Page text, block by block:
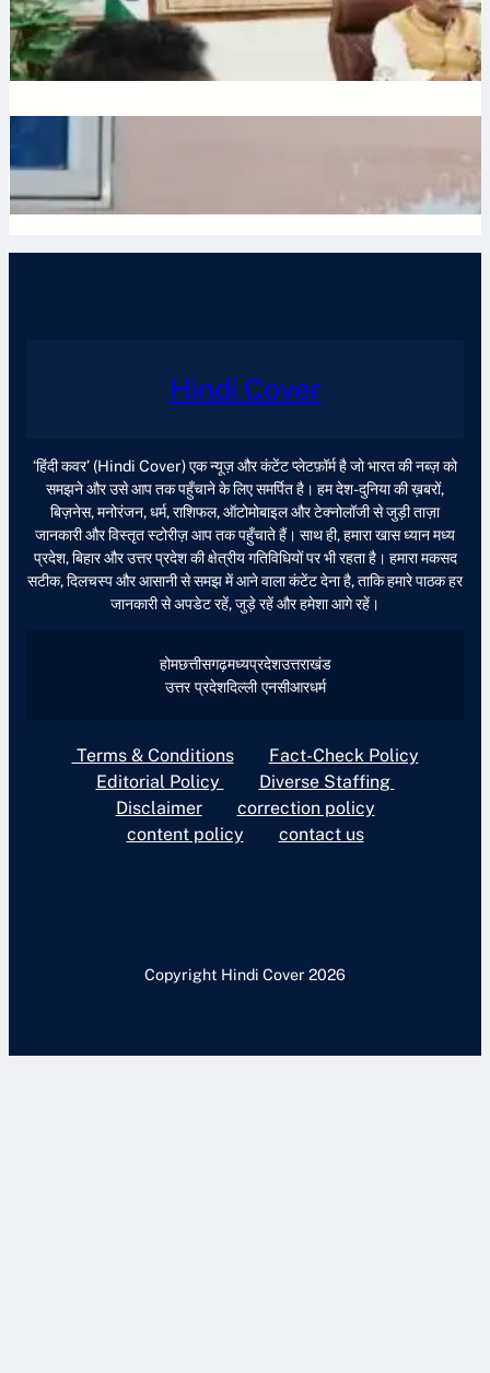
July 10, 2026 Ronit Sharma
July 9, 2026
Hindi Cover
‘हिंदी कवर’ (Hindi Cover) एक न्यूज़ और कंटेंट प्लेटफ़ॉर्म है जो भारत की नब्ज़ को
समझने और उसे आप तक पहुँचाने के लिए समर्पित है। हम देश-दुनिया की ख़बरों,
बिज़नेस, मनोरंजन, धर्म, राशिफल, ऑटोमोबाइल और टेक्नोलॉजी से जुड़ी ताज़ा
जानकारी और विस्तृत स्टोरीज़ आप तक पहुँचाते हैं। साथ ही, हमारा खास ध्यान मध्य
प्रदेश, बिहार और उत्तर प्रदेश की क्षेत्रीय गतिविधियों पर भी रहता है। हमारा मकसद
सटीक, दिलचस्प और आसानी से समझ में आने वाला कंटेंट देना है, ताकि हमारे पाठक हर
जानकारी से अपडेट रहें, जुड़े रहें और हमेशा आगे रहें।
होमछत्तीसगढ़मध्यप्रदेशउत्तराखंड
उत्तर प्रदेशदिल्ली एनसीआरधर्म
Terms & Conditions
Fact-Check Policy
Editorial Policy
Diverse Staffing
Disclaimer
correction policy
content policy
contact us
Copyright Hindi Cover 2026